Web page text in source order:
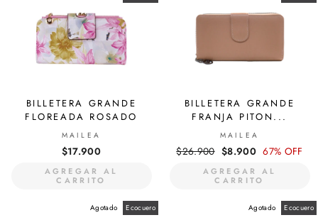
BILLETERA GRANDE
FLOREADA ROSADO
MAILEA
$17.900
AGREGAR AL
CARRITO
BILLETERA GRANDE
FRANJA PITON...
MAILEA
Precio
habitual
$26.900 Precio
de
oferta
$8.900 67% OFF
AGREGAR AL
CARRITO
Agotado Ecocuero Agotado Ecocuero